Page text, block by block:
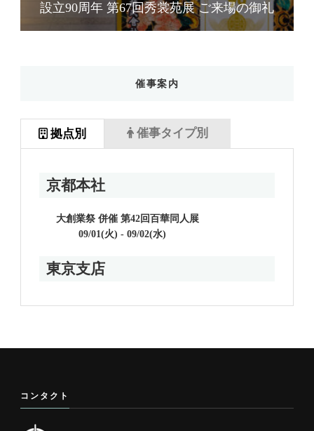
設立90周年 第67回秀裳苑展 ご来場の御礼
催事案内
拠点別
京都本社
大創業祭 併催 第42回百華同人展
09/01(火) - 09/02(水)
東京支店
催事タイプ別
コンタクト